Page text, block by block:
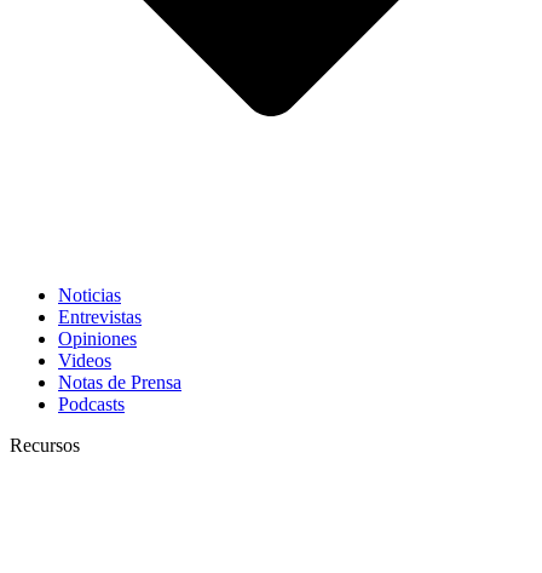
Noticias
Entrevistas
Opiniones
Videos
Notas de Prensa
Podcasts
Recursos